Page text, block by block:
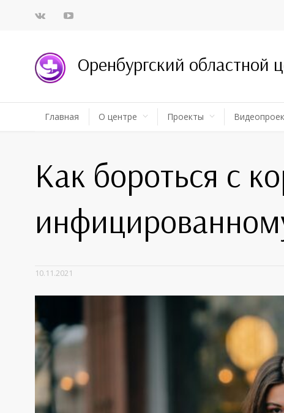
Оренбургский областной
Главная О центре Проекты
Как бороться с
10.11.2021